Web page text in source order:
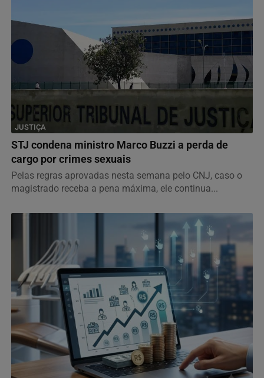
JUSTIÇA
STJ condena ministro Marco Buzzi a perda de
cargo por crimes sexuais
Pelas regras aprovadas nesta semana pelo CNJ, caso o
magistrado receba a pena máxima, ele continua...